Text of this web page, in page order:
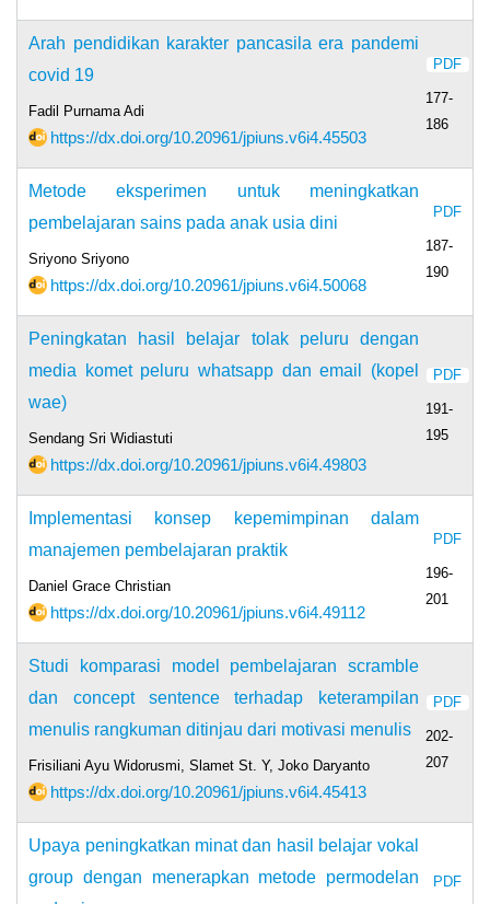
Arah pendidikan karakter pancasila era pandemi
covid 19
Fadil Purnama Adi
https://dx.doi.org/10.20961/jpiuns.v6i4.45503
PDF
177-
186
Metode eksperimen untuk meningkatkan
pembelajaran sains pada anak usia dini
Sriyono Sriyono
https://dx.doi.org/10.20961/jpiuns.v6i4.50068
PDF
187-
190
Peningkatan hasil belajar tolak peluru dengan
media komet peluru whatsapp dan email (kopel
wae)
Sendang Sri Widiastuti
https://dx.doi.org/10.20961/jpiuns.v6i4.49803
PDF
191-
195
Implementasi konsep kepemimpinan dalam
manajemen pembelajaran praktik
Daniel Grace Christian
https://dx.doi.org/10.20961/jpiuns.v6i4.49112
PDF
196-
201
Studi komparasi model pembelajaran scramble
dan concept sentence terhadap keterampilan
menulis rangkuman ditinjau dari motivasi menulis
Frisiliani Ayu Widorusmi, Slamet St. Y, Joko Daryanto
https://dx.doi.org/10.20961/jpiuns.v6i4.45413
PDF
202-
207
Upaya peningkatkan minat dan hasil belajar vokal
group dengan menerapkan metode permodelan
PDF